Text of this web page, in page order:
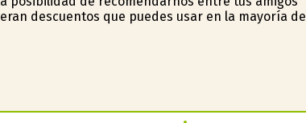
descuentos que puedes usar en la mayoría de